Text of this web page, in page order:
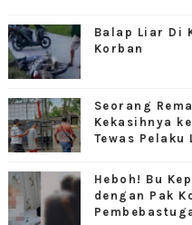
Balap Liar Di
Korban
Seorang
Kekasihnya
Tewas
Heboh! Bu
dengan Pak